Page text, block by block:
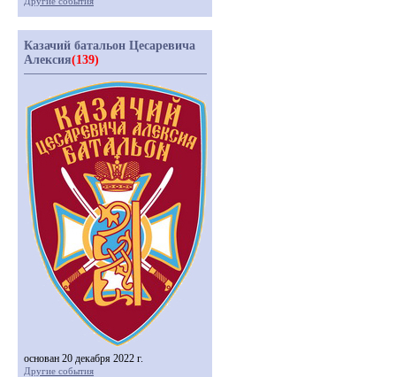
Казачий батальон Цесаревича
Алексия(139)
основан 20 декабря 2022 г.
Другие события